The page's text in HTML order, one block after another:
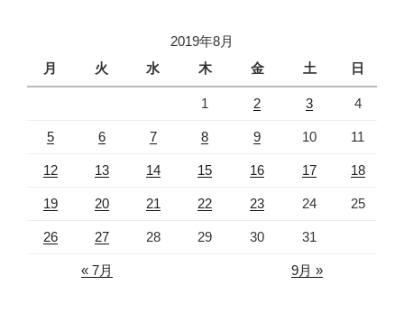
2019年8月
月
火 水 木 金 土 日
1 2 3 4
5 6 7 8 9 10 11
12 13 14 15 16 17 18
19 20 21 22 23 24 25
26 27 28 29 30 31
« 7月 9月 »